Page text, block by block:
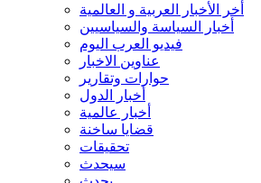
أخر الأخبار العربية و العالمية
أخبار السياسة والسياسيين
فيديو العرب اليوم
عناوين الاخبار
حوارات وتقارير
أخبار الدول
أخبار عالمية
قضايا ساخنة
تحقيقات
سيحدث